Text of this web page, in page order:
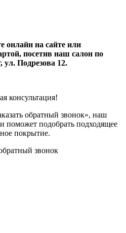
онлайн на сайте или
посетив наш салон по
ул. Подрезова 12.
консультация!
обратный звонок», наш
поможет подобрать подходящее
покрытие.
звонок